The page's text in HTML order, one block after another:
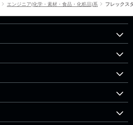
エンジニア(化学・素材・食品・化粧品)系 フレックス